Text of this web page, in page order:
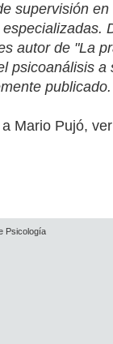
supervisión
autor de "La
psicoanálisis a
publicado.
a Mario Pujó,
Psicología